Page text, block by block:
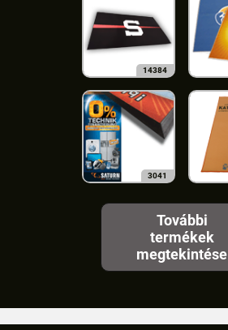
14384
3041
További
termékek
megtekintése